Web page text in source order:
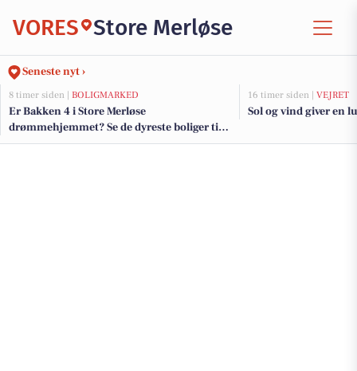
VORES Store Merløse
Seneste nyt ›
8 timer siden | BOLIGMARKED
Er Bakken 4 i Store Merløse
drømmehjemmet? Se de dyreste boliger til
salg nu for op til 1.895.000 kr
16 timer siden | VEJRET
Sol og vind giver en